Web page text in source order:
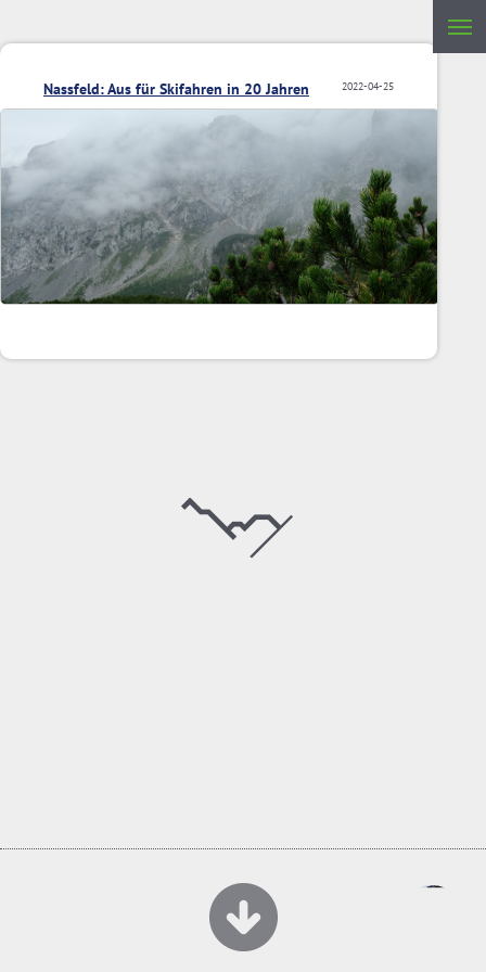
2022-04-25
Nassfeld: Aus für Skifahren in 20 Jahren